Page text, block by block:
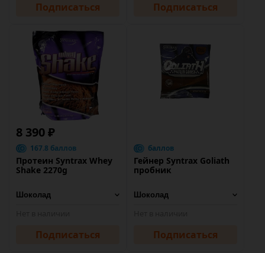
Подписаться Подписаться
8 390 ₽
167.8 баллов
Протеин Syntrax Whey
Shake 2270g
Подписаться
баллов
Гейнер Syntrax Goliath
пробник
Подписаться